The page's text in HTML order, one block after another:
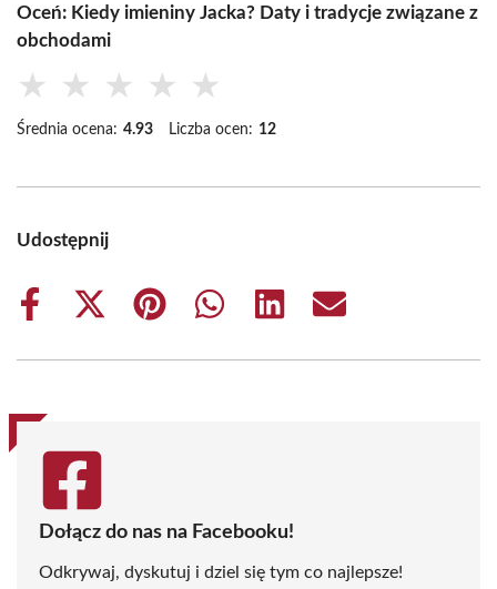
Oceń: Kiedy imieniny Jacka? Daty i tradycje związane z
obchodami
★ ★ ★ ★ ★
Średnia ocena: 4.93 Liczba ocen: 12
Udostępnij
Share
Share
(Twitter)
Share
Share
Share
Share
Dołącz do nas na Facebooku!
Odkrywaj, dyskutuj i dziel się tym co najlepsze!